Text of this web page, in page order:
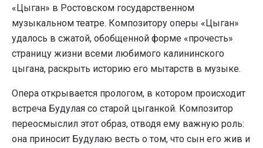
«Цыган» в Ростовском государственном
музыкальном театре. Композитору оперы «Цыган»
удалось в сжатой, обобщенной форме «прочесть»
страницу жизни всеми любимого калининского
цыгана, раскрыть историю его мытарств в музыке.
Опера открывается прологом, в котором происходит
встреча Будулая со старой цыганкой. Композитор
переосмыслил этот образ, отводя ему важную роль:
она приносит Будулаю весть о том, что сын его жив и